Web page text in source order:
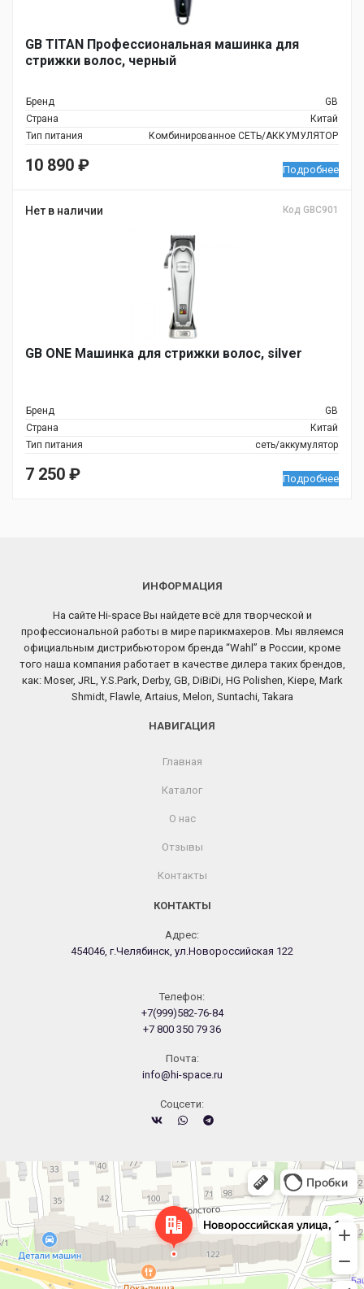
GB TITAN Профессиональная машинка для
стрижки волос, черный
Бренд
GB
Страна
Китай
Тип питания
Комбинированное СЕТЬ/АККУМУЛЯТОР
10 890 ₽ Подробнее
Нет в наличии Код GBC901
GB ONE Машинка для стрижки волос, silver
Бренд
GB
Страна
Китай
Тип питания
сеть/аккумулятор
7 250 ₽ Подробнее
ИНФОРМАЦИЯ
На сайте Hi-space Вы найдете всё для творческой и
профессиональной работы в мире парикмахеров. Мы являемся
официальным дистрибьютором бренда “Wahl” в России, кроме
того наша компания работает в качестве дилера таких брендов,
как: Moser, JRL, Y.S.Park, Derby, GB, DiBiDi, HG Polishen, Kiepe, Mark
Shmidt, Flawle, Artaius, Melon, Suntachi, Takara
НАВИГАЦИЯ
Главная
Каталог
О нас
Отзывы
Контакты
КОНТАКТЫ
Адрес:
454046, г.Челябинск, ул.Новороссийская 122
Телефон:
+7(999)582-76-84
+7 800 350 79 36
Почта:
info@hi-space.ru
Cоцсети:
Челябинск
Новороссийская улица, 122 — Яндекс.Карты